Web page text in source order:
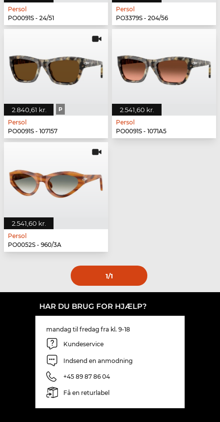
Persol
PO0091S - 24/51
Persol
PO3379S - 204/56
2.840,61 kr. P
Persol
PO0091S - 107157
2.541,60 kr.
Persol
PO0091S - 1071A5
2.541,60 kr.
Persol
PO0052S - 960/3A
1/1
HAR DU BRUG FOR HJÆLP?
mandag til fredag fra kl. 9-18
Kundeservice
Indsend en anmodning
+45 89 87 86 04
Få en returlabel